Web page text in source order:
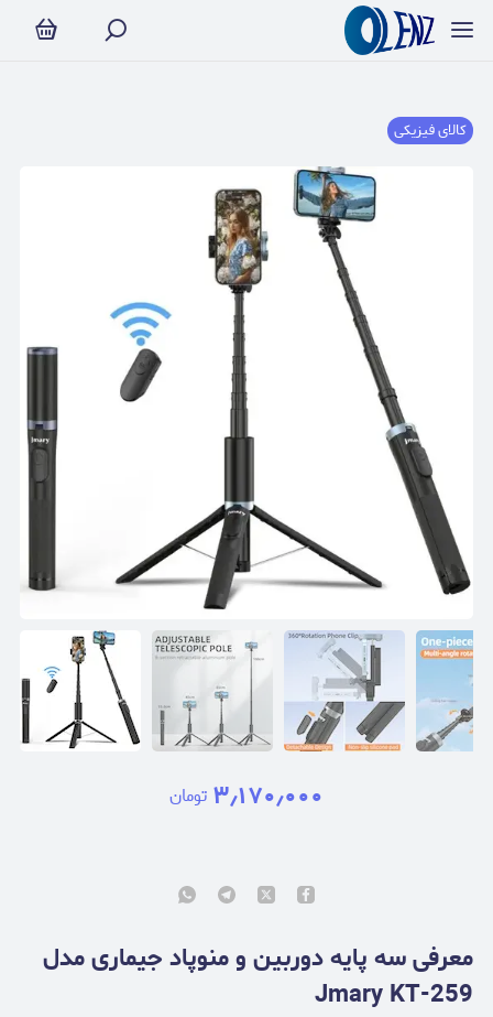
کالای فیزیکی
۳٫۱۷۰٫۰۰۰ تومان
معرفی سه پایه دوربین و منوپاد جیماری مدل
Jmary KT-259